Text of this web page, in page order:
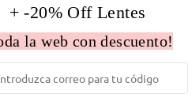
montura: Metal
+ -20% Off Lentes
la web con descuento!